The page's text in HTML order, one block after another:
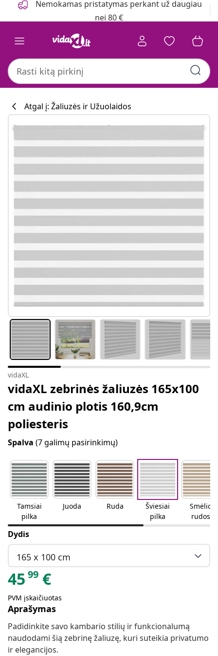
Nemokamas pristatymas perkant už daugiau
nei 80 €
Atgal į: Žaliuzės ir Užuolaidos
vidaXL
vidaXL zebrinės žaliuzės 165x100
cm audinio plotis 160,9cm
poliesteris
Spalva (7 galimų pasirinkimų)
Tamsiai
pilka
Juoda Ruda
Šviesiai
pilka
Smėlio
rudos
spalvos
Dydis
165 x 100 cm
45 99 €
PVM įskaičiuotas
Aprašymas
Padidinkite savo kambario stilių ir funkcionalumą
naudodami šią zebrinę žaliuzę, kuri suteikia privatumo
ir elegancijos.